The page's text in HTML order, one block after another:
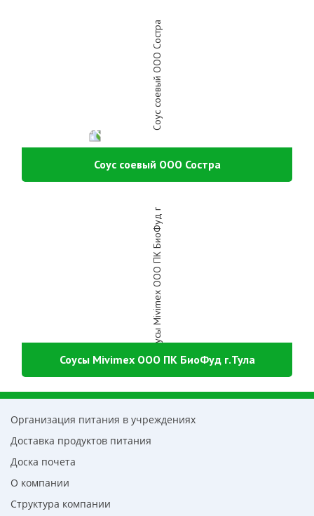
Соус соевый ООО Состра
Соусы Mivimex ООО ПК БиоФуд г.Тула
Организация питания в учреждениях
Доставка продуктов питания
Доска почета
О компании
Структура компании